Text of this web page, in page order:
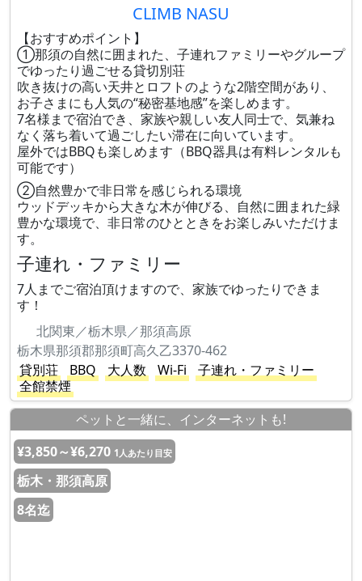
CLIMB NASU
【おすすめポイント】
①那須の自然に囲まれた、子連れファミリーやグループ
でゆったり過ごせる貸切別荘
吹き抜けの高い天井とロフトのような2階空間があり、
お子さまにも人気の“秘密基地感”を楽しめます。
7名様まで宿泊でき、家族や親しい友人同士で、気兼ね
なく落ち着いて過ごしたい滞在に向いています。
屋外ではBBQも楽しめます（BBQ器具は有料レンタルも
可能です）
②自然豊かで非日常を感じられる環境
ウッドデッキから大きな木が伸びる、自然に囲まれた緑
豊かな環境で、非日常のひとときをお楽しみいただけま
す。
子連れ・ファミリー
7人までご宿泊頂けますので、家族でゆったりできま
す！
北関東／栃木県／那須高原
栃木県那須郡那須町高久乙3370-462
貸別荘
BBQ 大人数 Wi-Fi
子連れ・ファミリー
全館禁煙
ペットと一緒に、インターネットも!
¥3,850～¥6,270 1人あたり目安
栃木・那須高原
8名迄